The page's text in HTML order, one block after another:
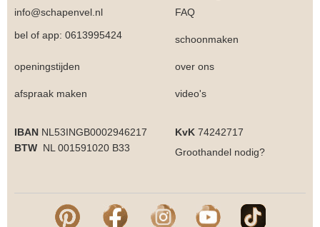
info@schapenvel.nl
FAQ
bel of app: 0613995424
schoonmaken
openingstijden over ons
afspraak maken video's
IBAN NL53INGB0002946217 KvK 74242717
BTW NL 001591020 B33 Groothandel nodig?